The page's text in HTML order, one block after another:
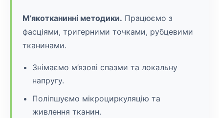
М’якотканинні методики. Працюємо з
фасціями, тригерними точками, рубцевими
тканинами.
Знімаємо м’язові спазми та локальну
напругу.
Поліпшуємо мікроциркуляцію та
живлення тканин.